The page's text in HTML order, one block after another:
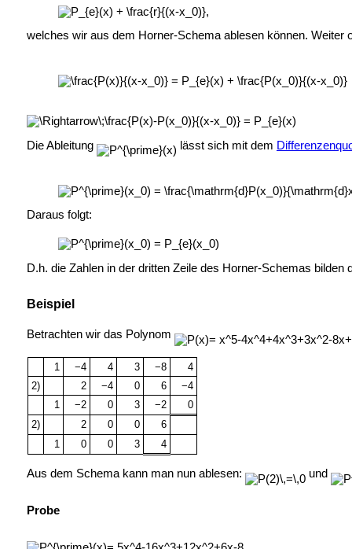
welches wir aus dem Horner-Schema ablesen können.
Die Ableitung lässt sich mit dem
Daraus folgt:
D.h. die Zahlen in der dritten Zeile des Horner-Schemas bilden
Beispiel
Betrachten wir das Polynom
1 −4 4 3 −8
4
2)
2 −4 0 6
−4
1
−2 0 3 −2
0
2)
2 0 0
6
1
0 0 3 4
Aus dem Schema kann man nun ablesen: und
Probe